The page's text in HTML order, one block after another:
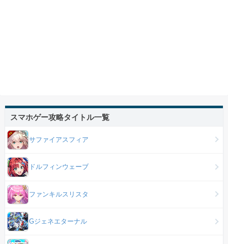
スマホゲー攻略タイトル一覧
サファイアスフィア
ドルフィンウェーブ
ファンキルスリスタ
Gジェネエターナル